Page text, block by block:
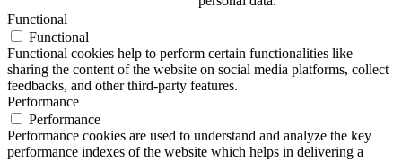
Functional
Functional
Functional cookies help to perform certain functionalities like
sharing the content of the website on social media platforms, collect
feedbacks, and other third-party features.
Performance
Performance
Performance cookies are used to understand and analyze the key
performance indexes of the website which helps in delivering a